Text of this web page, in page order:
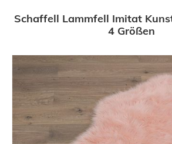
Schaffell Lammfell Imitat
4 Größen